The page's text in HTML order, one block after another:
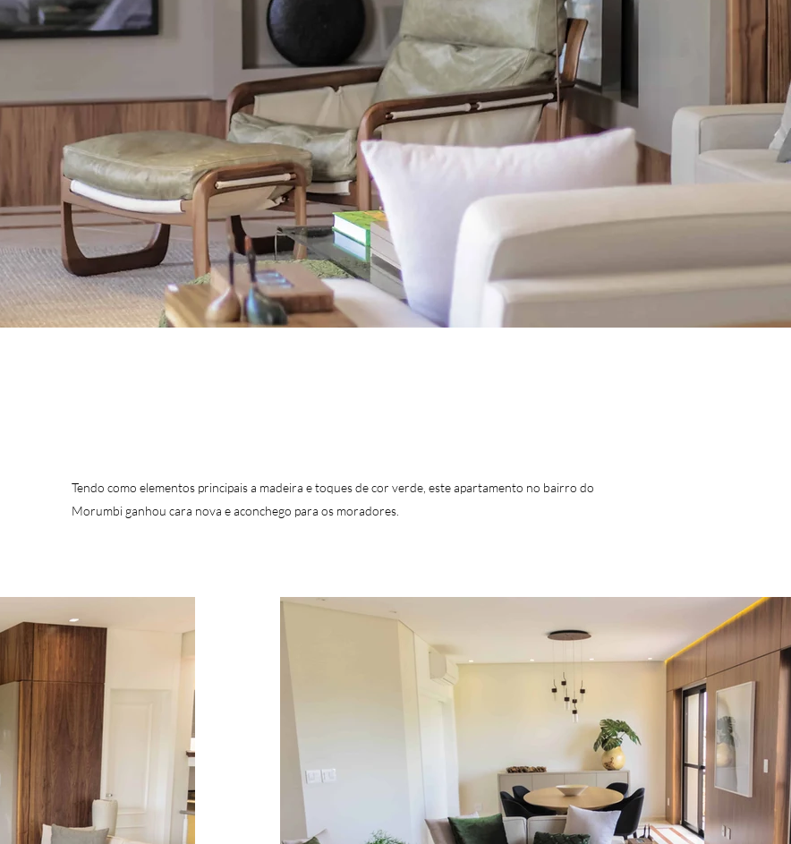
Tendo como elementos principais a madeira e toques de cor verde, este apartamento no bairro do
Morumbi ganhou cara nova e aconchego para os moradores.